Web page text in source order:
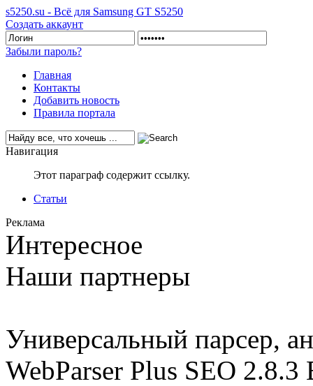
s5250.su - Всё для Samsung GT S5250
Создать аккаунт
Забыли пароль?
Главная
Контакты
Добавить новость
Правила портала
Навигация
Этот параграф содержит ссылку.
Статьи
Реклама
Интересное
Наши партнеры
Универсальный парсер,
WebParser Plus SEO